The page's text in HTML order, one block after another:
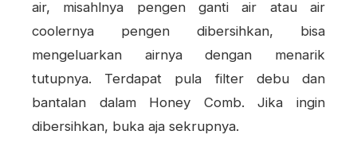
air, misahlnya pengen ganti air atau air
coolernya pengen dibersihkan, bisa
mengeluarkan airnya dengan menarik
tutupnya. Terdapat pula filter debu dan
bantalan dalam Honey Comb. Jika ingin
dibersihkan, buka aja sekrupnya.